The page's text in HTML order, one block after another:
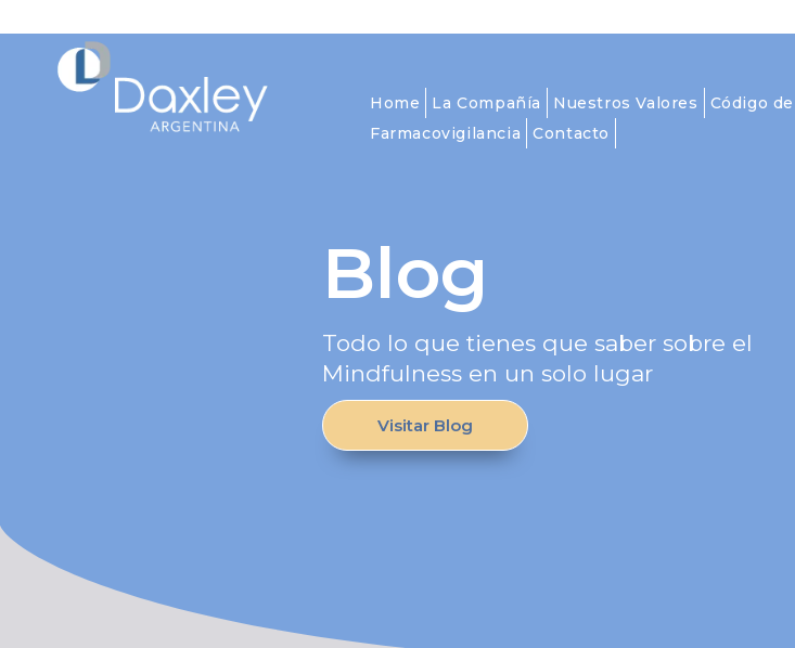
Home La Compañía Nuestros Valores Código
Farmacovigilancia
Contacto
Blog
Todo lo que tienes que saber sobre el
Mindfulness en un solo lugar
Visitar Blog